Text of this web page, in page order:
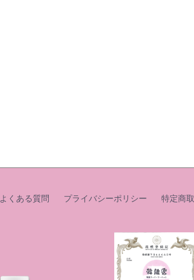
よくある質問 プライバシーポリシー 特定商